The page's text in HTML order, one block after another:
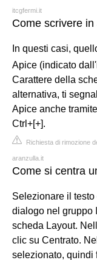
itcgfermi.it
Come scrivere
In questi casi,
Apice (indicato
Carattere della
alternativa, ti
Apice anche
Ctrl+[+].
Richiesta di rimozione
aranzulla.it
Come si centra
Selezionare il
dialogo nel gruppo
scheda Layout.
clic su Centrato.
selezionato, quindi